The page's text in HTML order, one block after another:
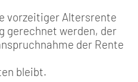
vorzeitiger Altersrente
gerechnet werden, der
der Rente
bleibt.